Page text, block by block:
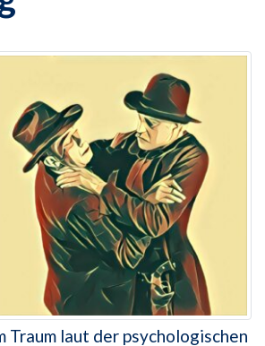
Traum laut der psychologischen